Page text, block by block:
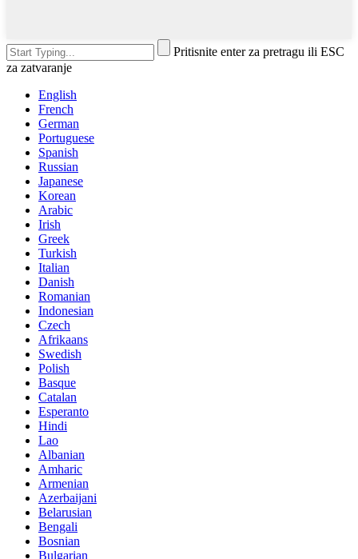
Pritisnite enter za pretragu ili ESC
za zatvaranje
English
French
German
Portuguese
Spanish
Russian
Japanese
Korean
Arabic
Irish
Greek
Turkish
Italian
Danish
Romanian
Indonesian
Czech
Afrikaans
Swedish
Polish
Basque
Catalan
Esperanto
Hindi
Lao
Albanian
Amharic
Armenian
Azerbaijani
Belarusian
Bengali
Bosnian
Bulgarian